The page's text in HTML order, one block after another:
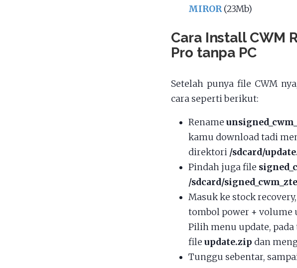
MIROR(23Mb)
Cara Install CWM
Pro tanpa PC
Setelah punya file CWM
cara seperti berikut:
Rename
kamu download tadi
direktori /sdcard/
Pindah juga file
/sdcard/
Masuk ke stock
tombol power + volume
Pilih menu update,
fileupdate.zip dan
Tunggu sebentar,